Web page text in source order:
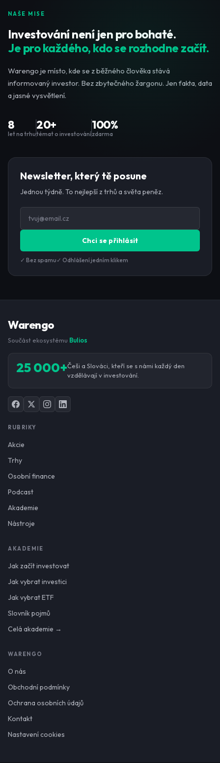
NAŠE MISE
Investování není jen pro bohaté.
Je pro každého, kdo se rozhodne začít.
Warengo je místo, kde se z běžného člověka stává
informovaný investor. Bez zbytečného žargonu. Jen fakta, data
a jasné vysvětlení.
8
let na trhu
20+
témat o investování
100%
zdarma
Newsletter, který tě posune
Jednou týdně. To nejlepší z trhů a světa peněz.
Chci se přihlásit
✓ Bez spamu ✓ Odhlášení jedním klikem
Warengo
Součást ekosystému Bulios
25 000+Češi a Slováci, kteří se s námi každý den
vzdělávají v investování.
RUBRIKY
Akcie
Trhy
Osobní finance
Podcast
Akademie
Nástroje
AKADEMIE
Jak začít investovat
Jak vybrat investici
Jak vybrat ETF
Slovník pojmů
Celá akademie →
WARENGO
O nás
Obchodní podmínky
Ochrana osobních údajů
Kontakt
Nastavení cookies